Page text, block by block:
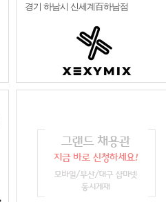
경기 하남시 신세계百하남점